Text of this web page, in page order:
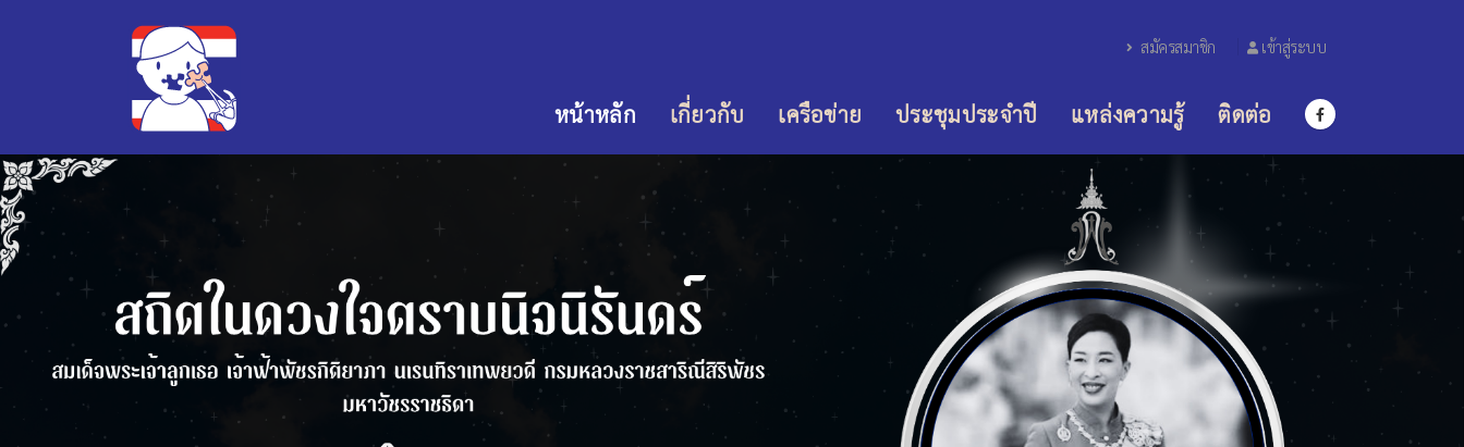
สมัครสมาชิก เข้าสู่ระบบ
หน้าหลัก เกี่ยวกับ เครือข่าย ประชุมประจำปี แหล่งความรู้ ติดต่อ